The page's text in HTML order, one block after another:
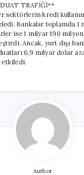
TRAFİĞİ**
sektörlerin kredi
Bankalar toplamda 1
ise 1 milyar 190
Ancak, yurt dışı
6,9 milyar dolar
etkiledi.
Author